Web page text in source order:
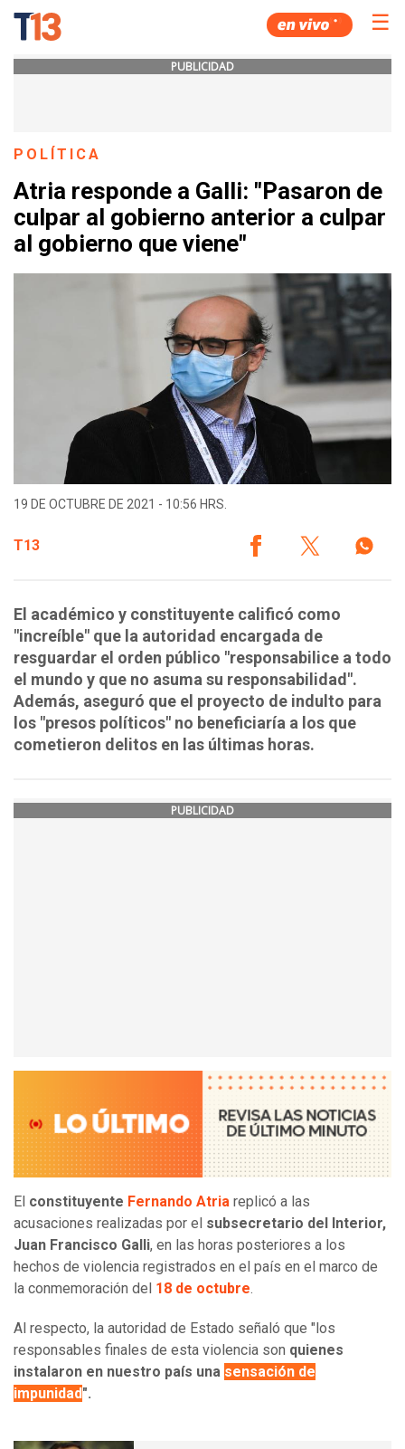
☰
PUBLICIDAD
POLÍTICA
Atria responde a Galli: "Pasaron de
culpar al gobierno anterior a culpar
al gobierno que viene"
19 DE OCTUBRE DE 2021 - 10:56 HRS.
T13
El académico y constituyente calificó como
"increíble" que la autoridad encargada de
resguardar el orden público "responsabilice a todo
el mundo y que no asuma su responsabilidad".
Además, aseguró que el proyecto de indulto para
los "presos políticos" no beneficiaría a los que
cometieron delitos en las últimas horas.
PUBLICIDAD
El constituyente Fernando Atria replicó a las
acusaciones realizadas por el subsecretario del Interior,
Juan Francisco Galli, en las horas posteriores a los
hechos de violencia registrados en el país en el marco de
la conmemoración del 18 de octubre.
Al respecto, la autoridad de Estado señaló que "los
responsables finales de esta violencia son quienes
instalaron en nuestro país una sensación de
impunidad".